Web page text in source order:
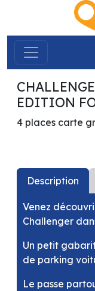
précédent
EDITION
4 places carte
Description
Venez
Challenger
Un petit
de parking
Le passe